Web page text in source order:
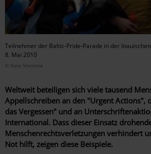
Teilnehmer der Baltic-Pride-Parade in der
8. Mai 2010
© Kare Viemose
Weltweit beteiligen sich viele tausend
Appellschreiben an den "Urgent Actions",
das Vergessen" und an
International. Dass dieser Einsatz
Menschenrechtsverletzungen verhindert
Not hilft, zeigen diese Beispiele.